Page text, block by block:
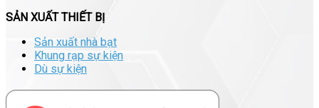
SẢN XUẤT THIẾT BỊ
Sản xuất nhà bạt
Khung rạp sự kiện
Dù sự kiện